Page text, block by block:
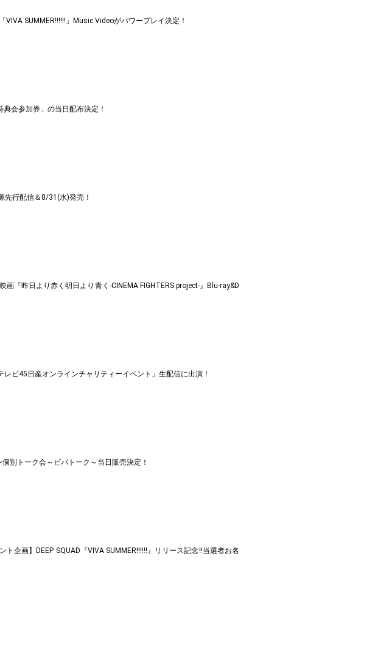
VIVA SUMMER!!!!!!」Music Videoがパワープレイ決定！
典会参加券」の当日配布決定！
先行配信＆8/31(水)発売！
『昨日より赤く明日より青く-CINEMA FIGHTERS project-』Blu-ray&D
レビ45日産オンラインチャリティーイベント」生配信に出演！
別トーク会～ビバトーク～当日販売決定！
企画】DEEP SQUAD『VIVA SUMMER!!!!!!』リリース記念!!当選者お名